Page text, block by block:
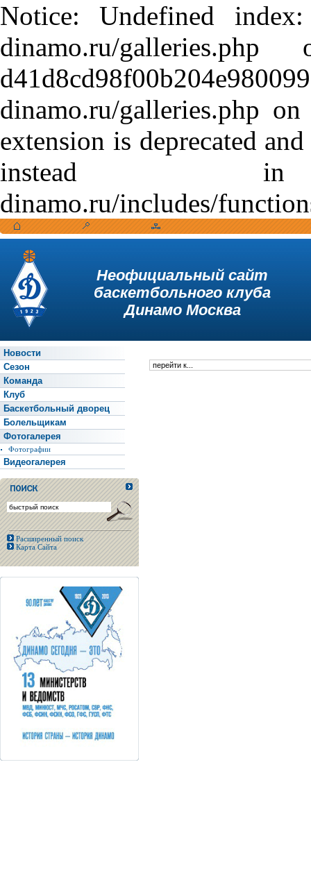
Notice: Undefined
dinamo.ru/
dinamo.ru/galleries.php
extension is deprecated
instead in /var/
dinamo.ru/includes/
Неофициальный сайт
баскетбольного клуба
Динамо Москва
Новости
Сезон
Команда
Клуб
Баскетбольный дворец
Болельщикам
Фотогалерея
Фотографии
Видеогалерея
Расширенный поиск
Карта Сайта